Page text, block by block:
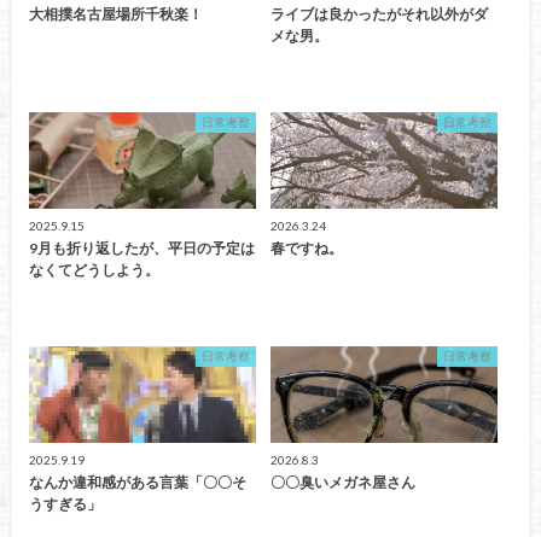
大相撲名古屋場所千秋楽！
ライブは良かったがそれ以外がダ
メな男。
日常考察
2025.9.15
9月も折り返したが、平日の予定は
なくてどうしよう。
日常考察
2026.3.24
春ですね。
日常考察
2025.9.19
なんか違和感がある言葉「〇〇そ
うすぎる」
日常考察
2026.8.3
〇〇臭いメガネ屋さん